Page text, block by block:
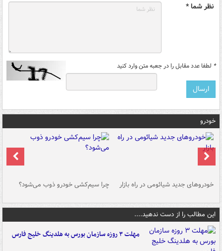
نظر شما *
* لطفا عدد مقابل را در جعبه متن وارد کنید
خودرو
خودروهای جدید شیائومی در راه بازار چرا سیم‌کشی خودرو ذوب می‌شود؟
این مطالب را از دست ندهید....
مهلت ۳ روزه سازمان بورس به هلدینگ خلیج فارس